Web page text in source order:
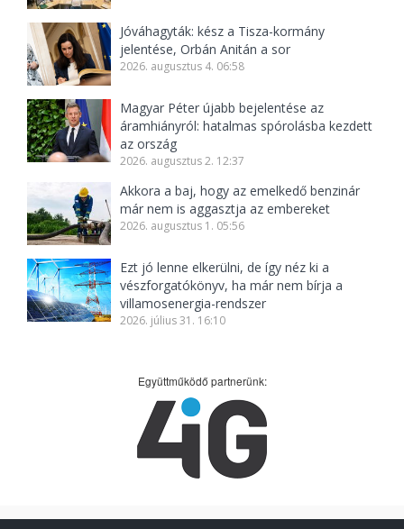
Jóváhagyták: kész a Tisza-kormány
jelentése, Orbán Anitán a sor
2026. augusztus 4. 06:58
Magyar Péter újabb bejelentése az
áramhiányról: hatalmas spórolásba kezdett
az ország
2026. augusztus 2. 12:37
Akkora a baj, hogy az emelkedő benzinár
már nem is aggasztja az embereket
2026. augusztus 1. 05:56
Ezt jó lenne elkerülni, de így néz ki a
vészforgatókönyv, ha már nem bírja a
villamosenergia-rendszer
2026. július 31. 16:10
Együttműködő partnerünk: